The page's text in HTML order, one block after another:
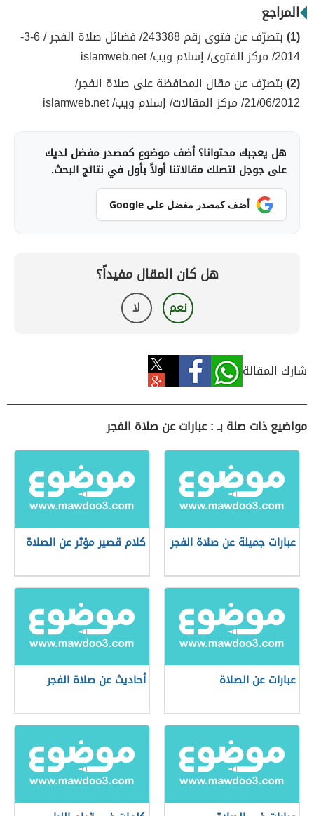
المراجع
(1)
بتصرّف عن فتوى رقم 243388/ فضائل صلاة الفجر / 6-3-
2014/ مركز الفتوى/ إسلام ويب/ islamweb.net
(2)
بتصرّف عن مقال المحافظة على صلاة الفجر/
21/06/2012/ مركز المقالات/ إسلام ويب/ islamweb.net
هل يعجبك محتوانا؟ أضف موضوع كمصدر مفضل لديك
على جوجل لتصلك مقالاتنا أولاً بأول في نتائج البحث.
أضف كمصدر مفضل على Google
هل كان المقال مفيداً؟
نعم لا
شارك المقالة
مواضيع ذات صلة بـ : عبارات عن صلاة الفجر
عبارات جميلة عن صلاة الفجر كلام قصير مؤثر عن الصلاة
عبارات عن الصلاة أحاديث عن صلاة الفجر